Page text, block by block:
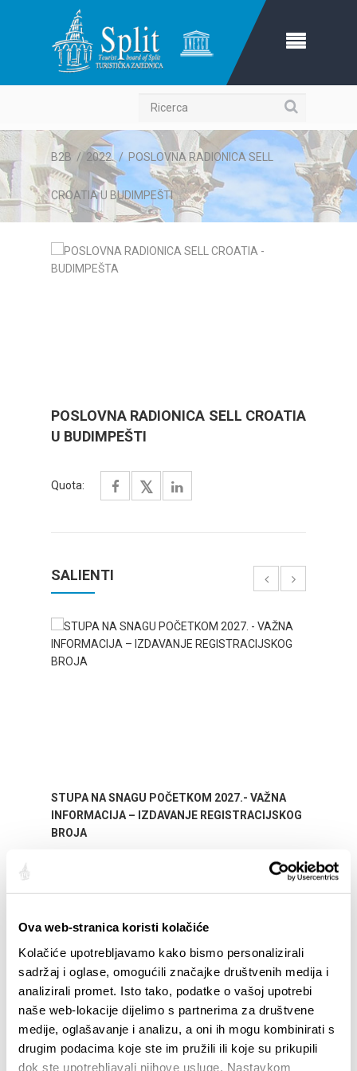
Ova web-stranica koristi kolačiće
Kolačiće upotrebljavamo kako bismo personalizirali
sadržaj i oglase, omogućili značajke društvenih medija i
analizirali promet. Isto tako, podatke o vašoj upotrebi
naše web-lokacije dijelimo s partnerima za društvene
medije, oglašavanje i analizu, a oni ih mogu kombinirati s
drugim podacima koje ste im pružili ili koje su prikupili
dok ste upotrebljavali njihove usluge. Nastavkom
Ricerca
B2B / 2022./ POSLOVNA RADIONICA SELL
CROATIA U BUDIMPEŠTI
POSLOVNA RADIONICA SELL CROATIA
U BUDIMPEŠTI
Quota:
SALIENTI
STUPA NA SNAGU POČETKOM 2027.- VAŽNA
INFORMACIJA – IZDAVANJE REGISTRACIJSKOG
BROJA
EVENTI
01/01/25- 31/12/26